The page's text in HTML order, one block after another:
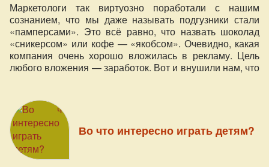
Маркетологи так виртуозно поработали с нашим
сознанием, что мы даже называть подгузники стали
«памперсами». Это всё равно, что назвать шоколад
«сникерсом» или кофе — «якобсом». Очевидно, какая
компания очень хорошо вложилась в рекламу. Цель
любого вложения — заработок. Вот и внушили нам, что
Во что интересно играть детям?